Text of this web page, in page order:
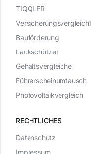
RECHTLICHES
Datenschutz
Impressum
TIQQLER
Versicherungsvergleich1
Bauförderung
Lackschützer
Gehaltsvergleiche
Führerscheinumtausch
Photovoltaikvergleich